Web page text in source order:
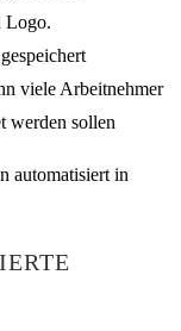
Logo.
viele Arbeitnehmer
werden sollen